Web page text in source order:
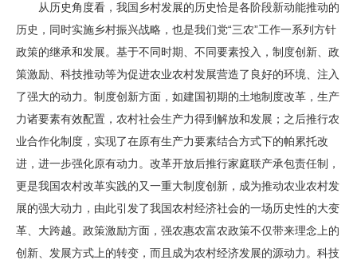
从历史角度看，我国乡村发展的历史恰是各阶段新动能推动的
历史，同时实施乡村振兴战略，也是我们党“三农”工作一系列方针
政策的继承和发展。基于不同时期、不同要素投入，制度创新、政
策激励、科技推动等为促进农业农村发展营造了良好的环境、注入
了强大的动力。制度创新方面，如建国初期的土地制度改革，生产
力诸要素有效配置，农村社会生产力得到解放和发展；之后推行农
业合作化制度，实现了在原有生产力要素结合方式下的帕累托改
进，进一步强化原有动力。改革开放后推行家庭联产承包责任制，
更是我国农村改革实践的又一重大制度创新，成为推动农业农村发
展的强大动力，由此引发了我国农村经济社会的一场历史性的大变
革、大跨越。政策激励方面，强农惠农富农政策不仅带来理念上的
创新、发展方式上的转变，而且成为农村经济发展的源动力。科技